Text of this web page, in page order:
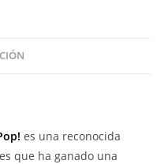
es una reconocida
que ha ganado una